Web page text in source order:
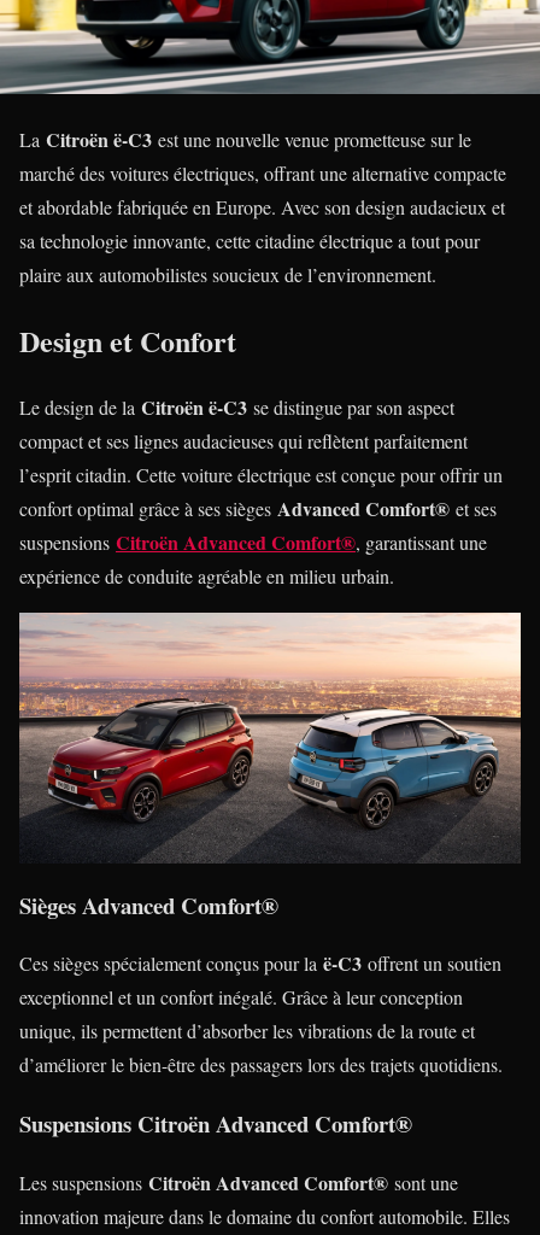
La Citroën ë-C3 est une nouvelle venue prometteuse sur le
marché des voitures électriques, offrant une alternative compacte
et abordable fabriquée en Europe. Avec son design audacieux et
sa technologie innovante, cette citadine électrique a tout pour
plaire aux automobilistes soucieux de l’environnement.
Design et Confort
Le design de la Citroën ë-C3 se distingue par son aspect
compact et ses lignes audacieuses qui reflètent parfaitement
l’esprit citadin. Cette voiture électrique est conçue pour offrir un
confort optimal grâce à ses sièges Advanced Comfort® et ses
suspensions Citroën Advanced Comfort®, garantissant une
expérience de conduite agréable en milieu urbain.
Sièges Advanced Comfort®
Ces sièges spécialement conçus pour la ë-C3 offrent un soutien
exceptionnel et un confort inégalé. Grâce à leur conception
unique, ils permettent d’absorber les vibrations de la route et
d’améliorer le bien-être des passagers lors des trajets quotidiens.
Suspensions Citroën Advanced Comfort®
Les suspensions Citroën Advanced Comfort® sont une
innovation majeure dans le domaine du confort automobile. Elles